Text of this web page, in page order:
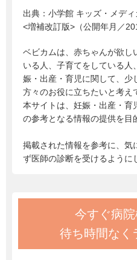
出典： 小学館 キッズ・メディ
<増補改訂版>（公開年月／
ベビカムは、赤ちゃんが欲し
いる人、子育てをしている人
娠・出産・育児に関して、少
方々のお役に立ちたいと考え
本サイトは、妊娠・出産・育
の参考となる情報の提供を目
掲載された情報を参考に、気
ず医師の診断を受けるように
今すぐ病
待ち時間なく